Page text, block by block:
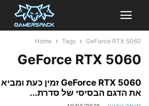
Home Tags GeForce RTX 5060
GeForce RTX 5060
GeForce RTX 5060 זמין כעת ומביא
את הדגם הבסיסי של סדרת...